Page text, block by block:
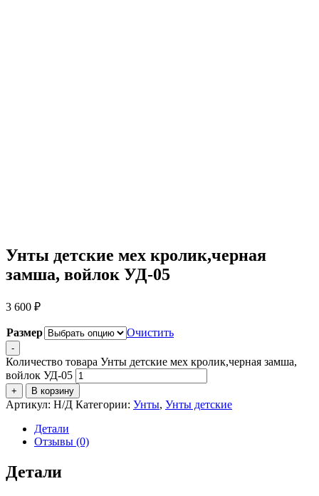
Унты детские мех кролик,черная
замша, войлок УД-05
3 600 ₽
Размер Очистить
-
Количество товара Унты детские мех кролик,черная замша,
войлок УД-05
+ В корзину
Артикул: Н/Д Категории: Унты, Унты детские
Детали
Отзывы (0)
Детали